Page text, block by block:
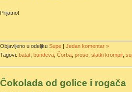
Prijatno!
Objavljeno u odeljku Supe | Jedan komentar »
Tagovi: batat bundeva Čorba proso slatki krompir,
Čokolada od golice i rogača